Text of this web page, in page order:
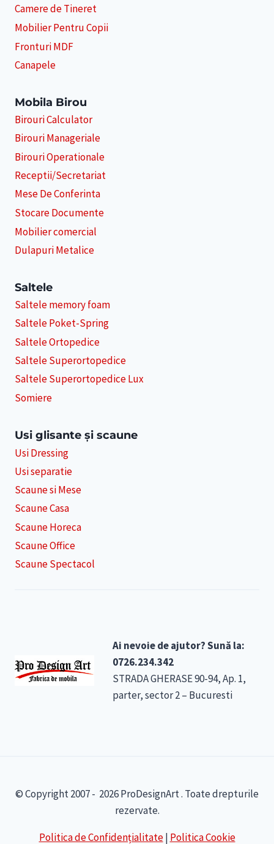
Camere de Tineret
Mobilier Pentru Copii
Fronturi MDF
Canapele
Mobila Birou
Birouri Calculator
Birouri Manageriale
Birouri Operationale
Receptii/Secretariat
Mese De Conferinta
Stocare Documente
Mobilier comercial
Dulapuri Metalice
Saltele
Saltele memory foam
Saltele Poket-Spring
Saltele Ortopedice
Saltele Superortopedice
Saltele Superortopedice Lux
Somiere
Usi glisante și scaune
Usi Dressing
Usi separatie
Scaune si Mese
Scaune Casa
Scaune Horeca
Scaune Office
Scaune Spectacol
Ai nevoie de ajutor? Sună la:
0726.234.342
STRADA GHERASE 90-94, Ap. 1,
parter, sector 2 – Bucuresti
© Copyright 2007 - 2026 ProDesignArt . Toate drepturile
rezervate.
Politica de Confidențialitate| Politica Cookie